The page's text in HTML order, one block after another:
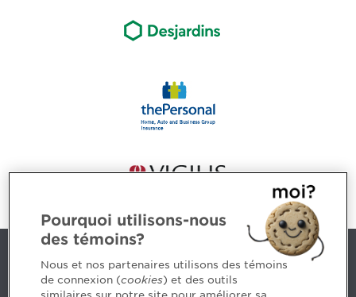
Contact us
Pourquoi utilisons-nous
des témoins?
Nous et nos partenaires utilisons des témoins
de connexion (cookies) et des outils